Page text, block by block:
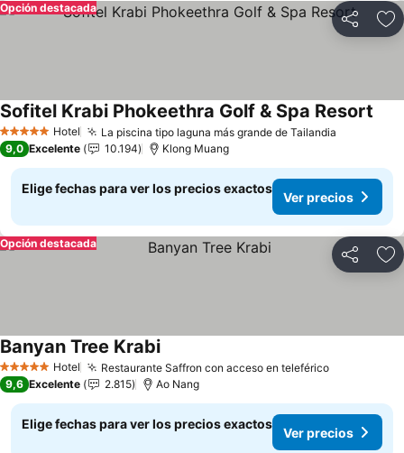
Compartir
Opción destacada
5 Estrellas Hotel La piscina tipo laguna más grande de Tailandia
Sofitel Krabi Phokeethra Golf & Spa Resort
9,0 Excelente 10.194 Klong Muang
Elige fechas para ver los precios exactos
Ver precios
Compartir
Opción destacada
5 Estrellas Hotel Restaurante Saffron con acceso en teleféricoVer
Banyan Tree KrabiVer precios
9,6 Excelente 2.815 Ao Nang
Elige fechas para ver los precios exactos
Ver precios